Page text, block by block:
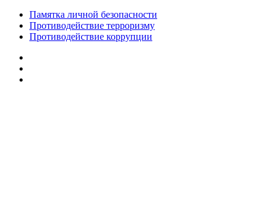
Памятка личной безопасности
Противодействие терроризму
Противодействие коррупции